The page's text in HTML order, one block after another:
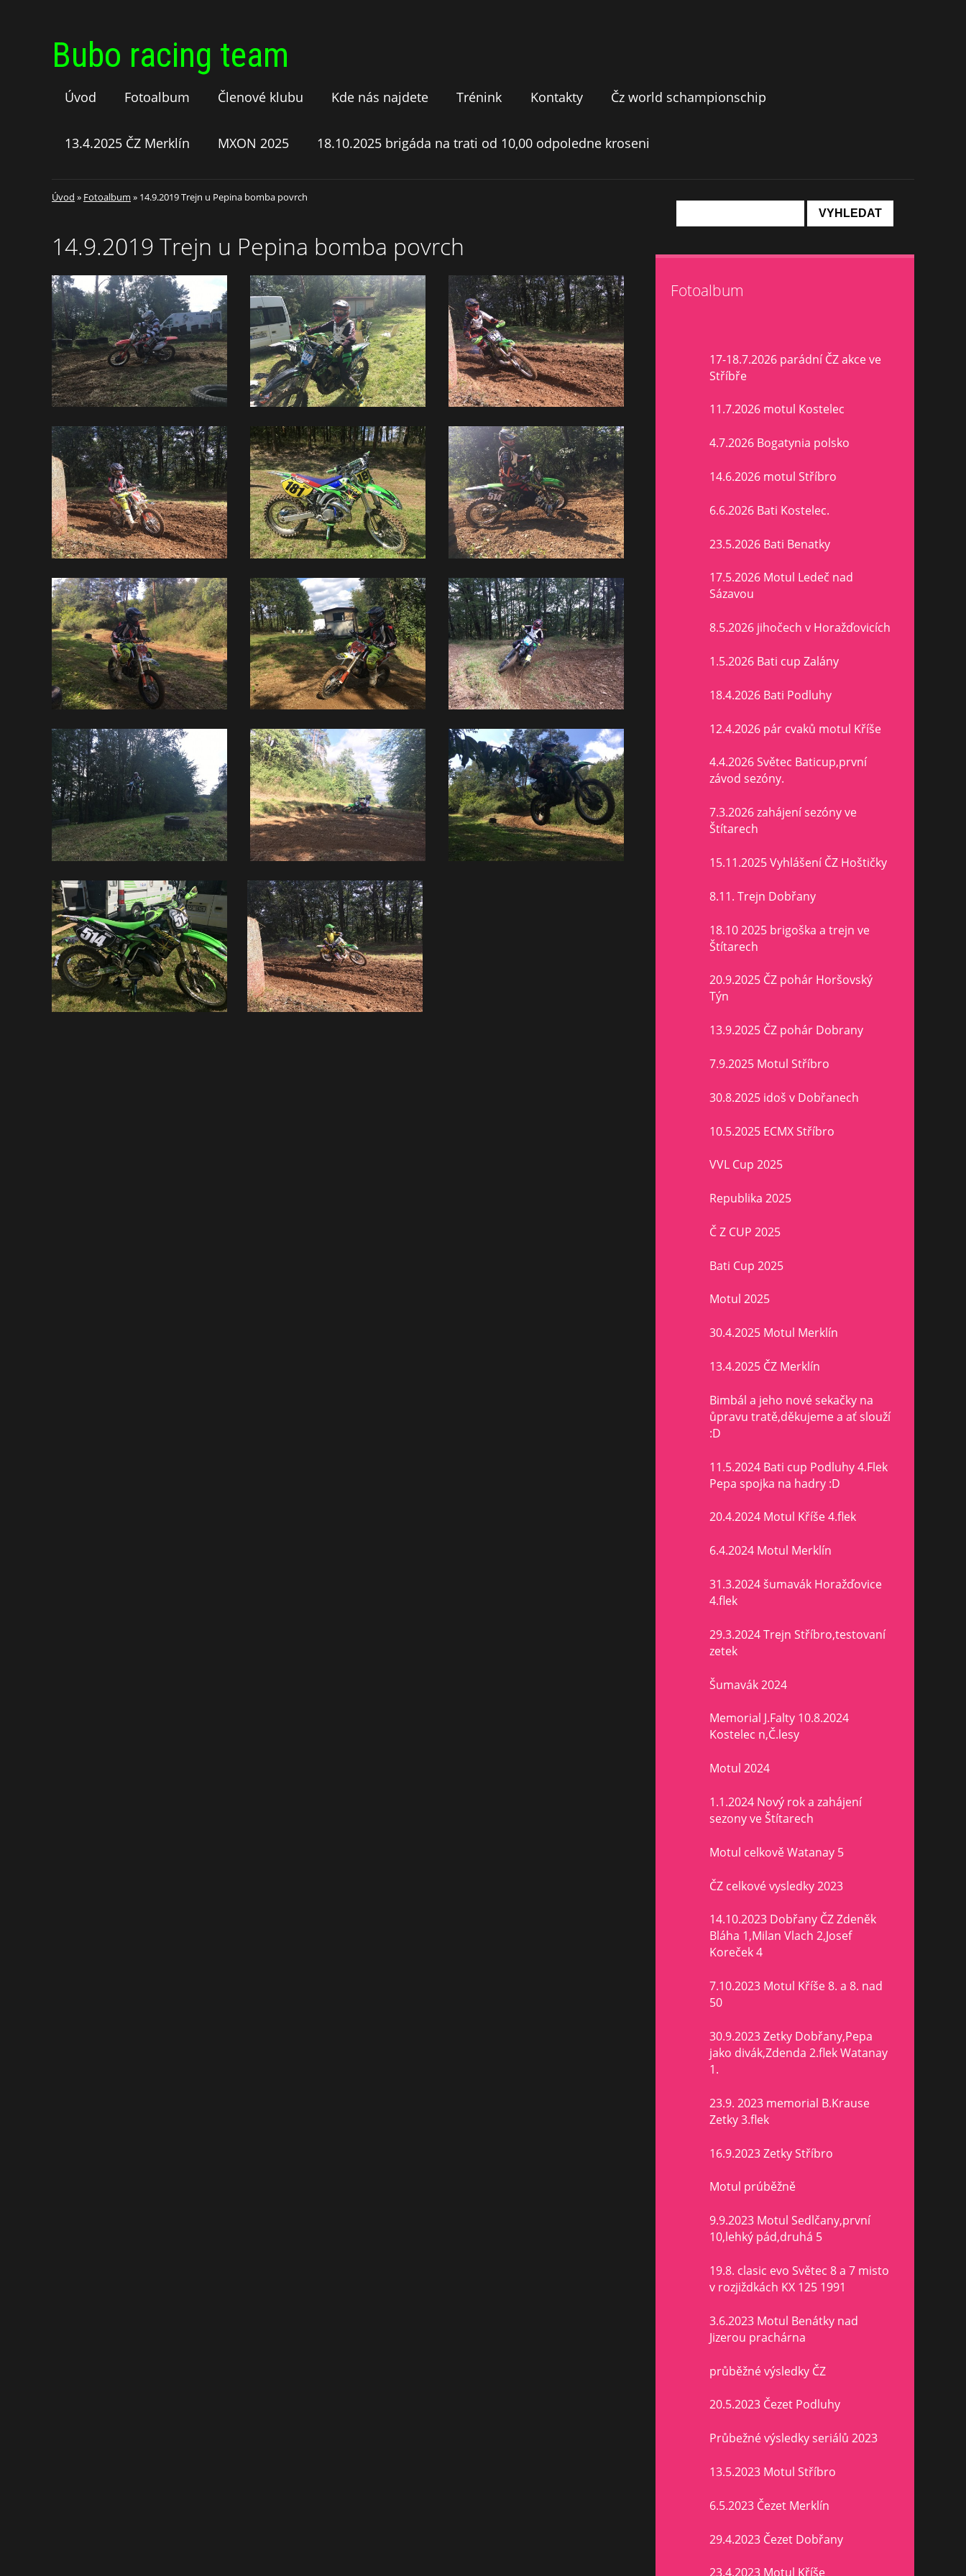
Bubo racing team
Úvod Fotoalbum Členové klubu Kde nás najdete Trénink Kontakty Čz world schampionschip
13.4.2025 ČZ Merklín MXON 2025 18.10.2025 brigáda na trati od 10,00 odpoledne kroseni
Úvod » Fotoalbum » 14.9.2019 Trejn u Pepina bomba povrch
14.9.2019 Trejn u Pepina bomba povrch
Fotoalbum
17-18.7.2026 parádní ČZ akce ve
Stříbře
11.7.2026 motul Kostelec
4.7.2026 Bogatynia polsko
14.6.2026 motul Stříbro
6.6.2026 Bati Kostelec.
23.5.2026 Bati Benatky
17.5.2026 Motul Ledeč nad
Sázavou
8.5.2026 jihočech v Horažďovicích
1.5.2026 Bati cup Zalány
18.4.2026 Bati Podluhy
12.4.2026 pár cvaků motul Kříše
4.4.2026 Světec Baticup,první
závod sezóny.
7.3.2026 zahájení sezóny ve
Štítarech
15.11.2025 Vyhlášení ČZ Hoštičky
8.11. Trejn Dobřany
18.10 2025 brigoška a trejn ve
Štítarech
20.9.2025 ČZ pohár Horšovský
Týn
13.9.2025 ČZ pohár Dobrany
7.9.2025 Motul Stříbro
30.8.2025 idoš v Dobřanech
10.5.2025 ECMX Stříbro
VVL Cup 2025
Republika 2025
Č Z CUP 2025
Bati Cup 2025
Motul 2025
30.4.2025 Motul Merklín
13.4.2025 ČZ Merklín
Bimbál a jeho nové sekačky na
ůpravu tratě,děkujeme a ať slouží
:D
11.5.2024 Bati cup Podluhy 4.Flek
Pepa spojka na hadry :D
20.4.2024 Motul Kříše 4.flek
6.4.2024 Motul Merklín
31.3.2024 šumavák Horažďovice
4.flek
29.3.2024 Trejn Stříbro,testovaní
zetek
Šumavák 2024
Memorial J.Falty 10.8.2024
Kostelec n,Č.lesy
Motul 2024
1.1.2024 Nový rok a zahájení
sezony ve Štítarech
Motul celkově Watanay 5
ČZ celkové vysledky 2023
14.10.2023 Dobřany ČZ Zdeněk
Bláha 1,Milan Vlach 2,Josef
Koreček 4
7.10.2023 Motul Kříše 8. a 8. nad
50
30.9.2023 Zetky Dobřany,Pepa
jako divák,Zdenda 2.flek Watanay
1.
23.9. 2023 memorial B.Krause
Zetky 3.flek
16.9.2023 Zetky Stříbro
Motul prúběžně
9.9.2023 Motul Sedlčany,první
10,lehký pád,druhá 5
19.8. clasic evo Světec 8 a 7 misto
v rozjiždkách KX 125 1991
3.6.2023 Motul Benátky nad
Jizerou prachárna
průběžné výsledky ČZ
20.5.2023 Čezet Podluhy
Průbežné výsledky seriálů 2023
13.5.2023 Motul Stříbro
6.5.2023 Čezet Merklín
29.4.2023 Čezet Dobřany
23.4.2023 Motul Kříše